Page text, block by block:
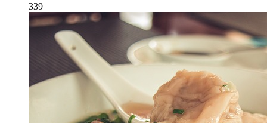
339